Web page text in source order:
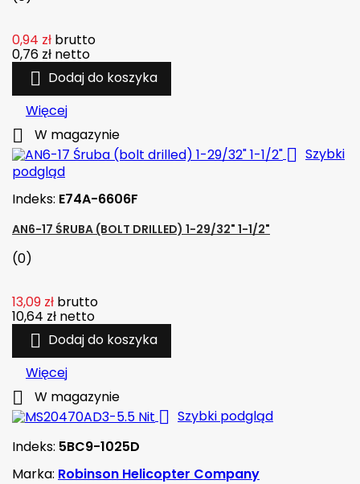
0,94 zł brutto
0,76 zł netto
 Dodaj do koszyka
Więcej
 W magazynie
 Szybki
podgląd
Indeks: E74A-6606F
AN6-17 ŚRUBA (BOLT DRILLED) 1-29/32" 1-1/2"
(0)
13,09 zł brutto
10,64 zł netto
 Dodaj do koszyka
Więcej
 W magazynie
 Szybki podgląd
Indeks: 5BC9-1025D
Marka: Robinson Helicopter Company